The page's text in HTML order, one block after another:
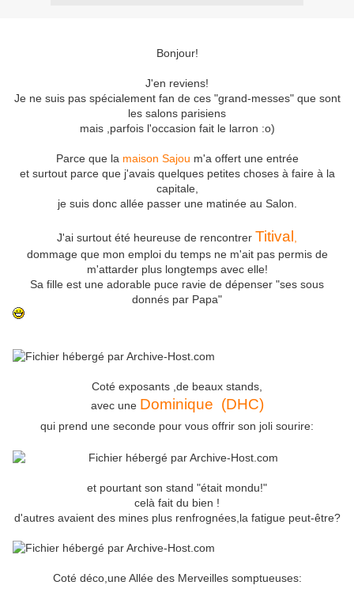
Bonjour!
J'en reviens!
Je ne suis pas spécialement fan de ces "grand-messes" que sont
les salons parisiens
mais ,parfois l'occasion fait le larron :o)
Parce que la maison Sajou m'a offert une entrée
et surtout parce que j'avais quelques petites choses à faire à la
capitale,
je suis donc allée passer une matinée au Salon.
J'ai surtout été heureuse de rencontrer Titival
dommage que mon emploi du temps ne m'ait pas permis de
m'attarder plus longtemps avec elle!
Sa fille est une adorable puce ravie de dépenser "ses sous
donnés par Papa"
Coté exposants ,de beaux stands,
avec une Dominique (DHC)
qui prend une seconde pour vous offrir son joli sourire:
et pourtant son stand "était mondu!"
celà fait du bien !
d'autres avaient des mines plus renfrognées,la fatigue peut-être?
Coté déco,une Allée des Merveilles somptueuses: